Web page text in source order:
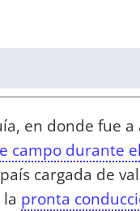
en donde fue
campo durante
cargada de
pronta